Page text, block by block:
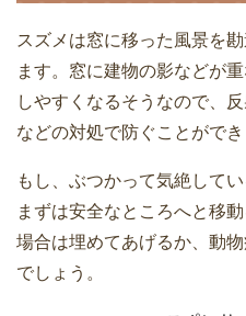
スズメは窓に移った風景を
ます。窓に建物の影などが
しやすくなるそうなので、
などの対処で防ぐことができ
もし、ぶつかって気絶して
まずは安全なところへと移
場合は埋めてあげるか、動
でしょう。